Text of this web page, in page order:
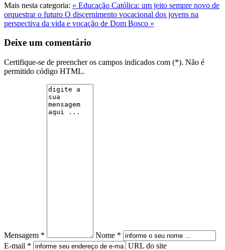
Mais nesta categoria: « Educação Católica: um jeito sempre novo de
orquestrar o futuro O discernimento vocacional dos jovens na
perspectiva da vida e vocação de Dom Bosco »
Deixe um comentário
Certifique-se de preencher os campos indicados com (*). Não é
permitido código HTML.
Mensagem *
Nome *
E-mail *
URL do site